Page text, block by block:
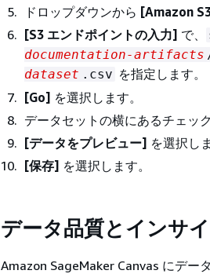
ドロップダウンから [Amazon
[S3 エンドポイントの入力] で、
documentation-artifacts
dataset .csv を指定します。
[Go] を選択します。
データセットの横にあるチェッ
[データをプレビュー] を選択し
[保存] を選択します。
データ品質とインサ
Amazon SageMaker Canvas にデー